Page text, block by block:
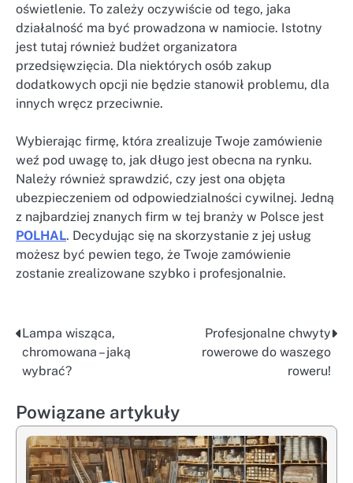
oświetlenie. To zależy oczywiście od tego, jaka
działalność ma być prowadzona w namiocie. Istotny
jest tutaj również budżet organizatora
przedsięwzięcia. Dla niektórych osób zakup
dodatkowych opcji nie będzie stanowił problemu, dla
innych wręcz przeciwnie.
Wybierając firmę, która zrealizuje Twoje zamówienie
weź pod uwagę to, jak długo jest obecna na rynku.
Należy również sprawdzić, czy jest ona objęta
ubezpieczeniem od odpowiedzialności cywilnej. Jedną
z najbardziej znanych firm w tej branży w Polsce jest
POLHAL. Decydując się na skorzystanie z jej usług
możesz być pewien tego, że Twoje zamówienie
zostanie zrealizowane szybko i profesjonalnie.
Nawigacja
wpisu
Lampa wisząca,
chromowana – jaką
wybrać?
Profesjonalne chwyty
rowerowe do waszego
roweru!
Powiązane artykuły